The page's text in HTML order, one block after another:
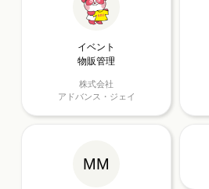
イベント
物販管理
株式会社
アドバンス・ジェイ
MM